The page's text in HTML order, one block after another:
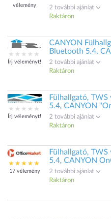
vélemény
2 további ajánlat
Raktáron
Írj véleményt!
CANYON
Bluetooth 5.4,
2 további ajánlat
Raktáron
Írj véleményt!
Fülhallgató,
5.4, CANYON
2 további ajánlat
Raktáron
17 vélemény
Fülhallgató,
5.4, CANYON
2 további ajánlat
Raktáron